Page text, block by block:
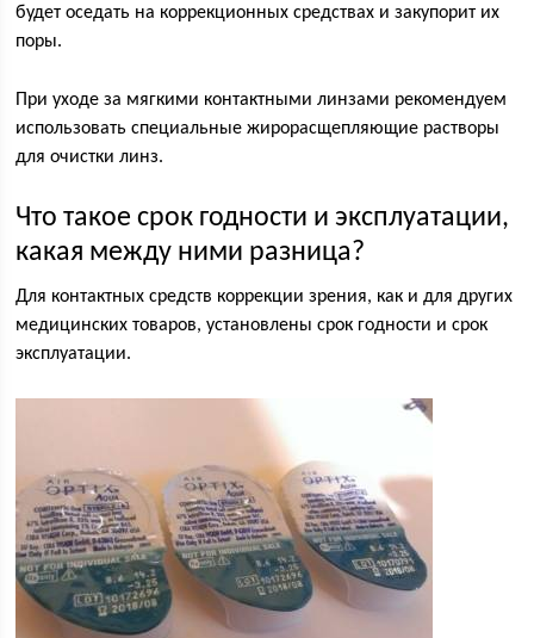
будет оседать на коррекционных средствах и закупорит их
поры.
При уходе за мягкими контактными линзами рекомендуем
использовать специальные жирорасщепляющие растворы
для очистки линз.
Что такое срок годности и эксплуатации,
какая между ними разница?
Для контактных средств коррекции зрения, как и для других
медицинских товаров, установлены срок годности и срок
эксплуатации.